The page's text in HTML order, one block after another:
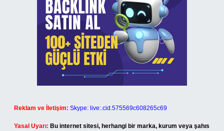
Reklam ve İletişim: Skype: live:.cid.575569c608265c69
Yasal Uyarı: Bu internet sitesi, herhangi bir marka, kurum veya şahıs